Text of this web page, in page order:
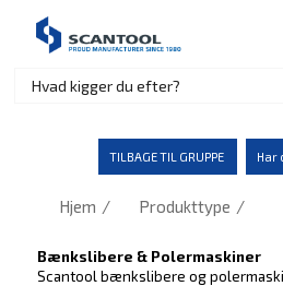
TILBAGE TIL GRUPPE Har
Hjem / Produkttype /
Bænkslibere & Polermaskiner
Scantool bænkslibere og